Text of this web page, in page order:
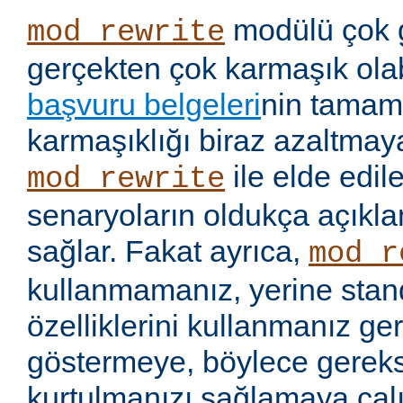
mod_rewrite modülü çok
gerçekten çok karmaşık
başvuru belgelerinin
karmaşıklığı biraz
mod_rewrite ile elde
senaryoların oldukça
sağlar. Fakat ayrıca,
kullanmamanız, yerine
özelliklerini kullanmanız
göstermeye, böylece